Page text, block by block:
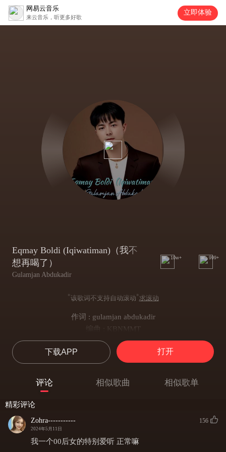
网易云音乐
来云音乐，听更多好歌
立即体验
Eqmay Boldi (Iqiwatiman)（我不
想再喝了）
Gulamjan Abdukadir
10w+ 999+
*该歌词不支持自动滚动*求滚动
作词 : gulamjan abdukadir
编曲 : KBNMMT
出品 : Anar Records
ئىچۋاتمەن ئىچۋاتمەن
بى ئارام بۇلۋاتمەن
بېشىم قېيپ يول ئىگىز پەس
ئېغىر قەدەمدە مېڭۋاتمەن
道路都觉得不平
下载APP 打开
评论 相似歌曲 相似歌单
精彩评论
Zohra-----------
2024年5月11日
156
我一个00后女的特别爱听 正常嘛